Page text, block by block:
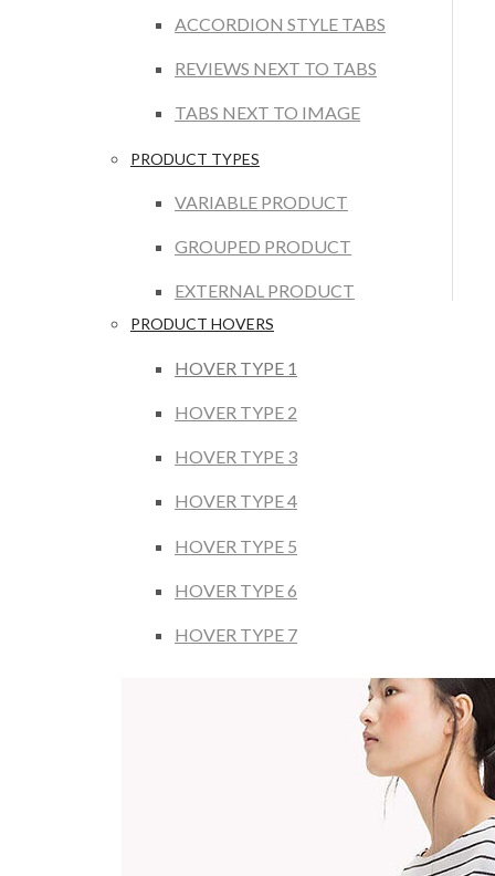
ACCORDION STYLE TABS
REVIEWS NEXT TO TABS
TABS NEXT TO IMAGE
PRODUCT TYPES
VARIABLE PRODUCT
GROUPED PRODUCT
EXTERNAL PRODUCT
PRODUCT HOVERS
HOVER TYPE 1
HOVER TYPE 2
HOVER TYPE 3
HOVER TYPE 4
HOVER TYPE 5
HOVER TYPE 6
HOVER TYPE 7